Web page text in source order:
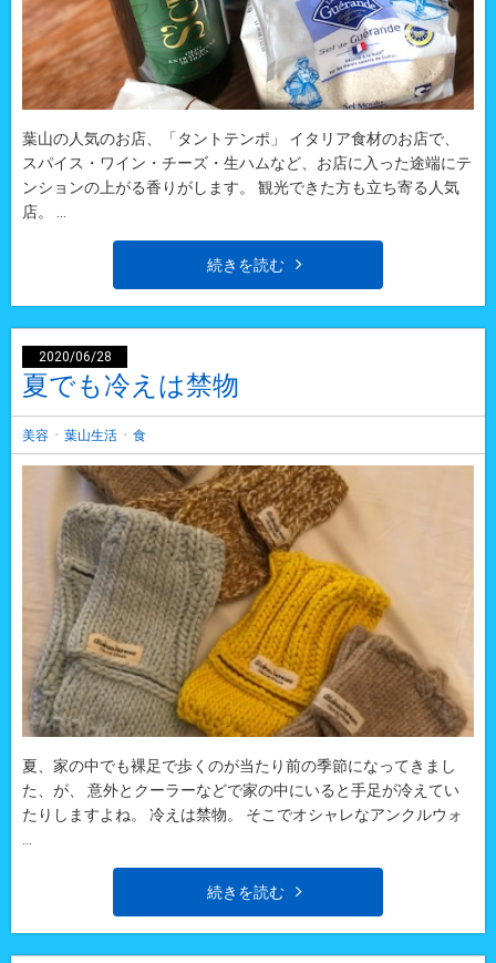
葉山の人気のお店、「タントテンポ」 イタリア食材のお店で、
スパイス・ワイン・チーズ・生ハムなど、お店に入った途端にテ
ンションの上がる香りがします。 観光できた方も立ち寄る人気
店。 ...
続きを読む
2020/06/28
夏でも冷えは禁物
美容 ・ 葉山生活 ・ 食
夏、家の中でも裸足で歩くのが当たり前の季節になってきまし
た、が、 意外とクーラーなどで家の中にいると手足が冷えてい
たりしますよね。 冷えは禁物。 そこでオシャレなアンクルウォ
続きを読む